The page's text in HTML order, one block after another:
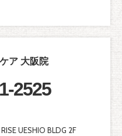
ア 大阪院
2525
UESHIO BLDG 2F